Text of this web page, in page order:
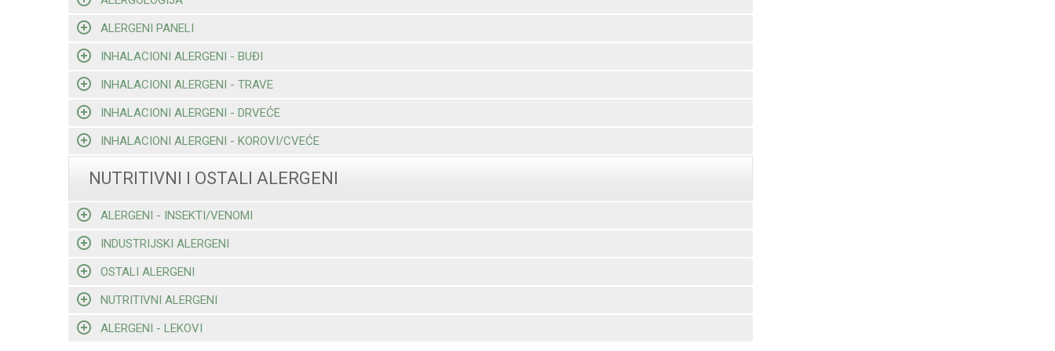
ALERGENI PANELI
INHALACIONI ALERGENI - BUĐI
INHALACIONI ALERGENI - TRAVE
INHALACIONI ALERGENI - DRVEĆE
INHALACIONI ALERGENI - KOROVI/CVEĆE
NUTRITIVNI I OSTALI ALERGENI
ALERGENI - INSEKTI/VENOMI
INDUSTRIJSKI ALERGENI
OSTALI ALERGENI
NUTRITIVNI ALERGENI
ALERGENI - LEKOVI